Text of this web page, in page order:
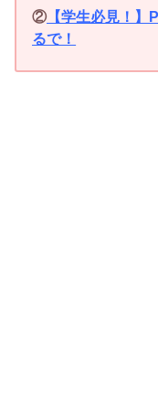
② 【学生必見！
るで！